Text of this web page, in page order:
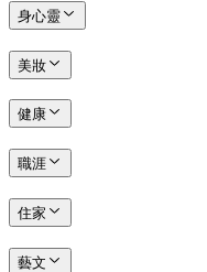
身心靈
美妝
健康
職涯
住家
藝文